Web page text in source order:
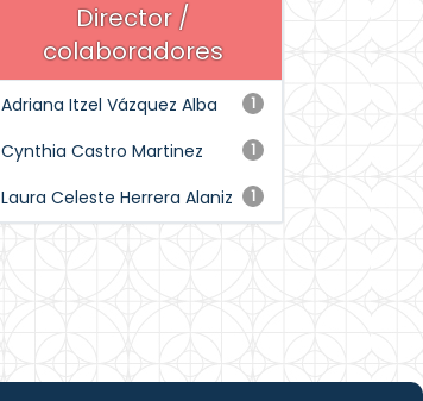
Director /
colaboradores
1
Adriana Itzel Vázquez Alba
1
Cynthia Castro Martinez
1
Laura Celeste Herrera Alaniz